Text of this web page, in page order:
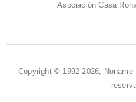
Asociación Casa
Copyright © 1992-2026,